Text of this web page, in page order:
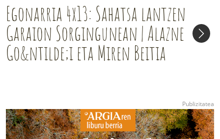
Egonarria 4x13: Sahatsa lantzen
Garaion Sorgingunean | Alazne
Go&ntilde;i eta Miren Beitia